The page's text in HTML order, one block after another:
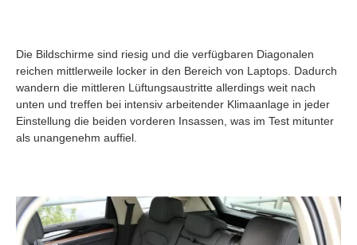
Die Bildschirme sind riesig und die verfügbaren Diagonalen
reichen mittlerweile locker in den Bereich von Laptops. Dadurch
wandern die mittleren Lüftungsaustritte allerdings weit nach
unten und treffen bei intensiv arbeitender Klimaanlage in jeder
Einstellung die beiden vorderen Insassen, was im Test mitunter
als unangenehm auffiel.